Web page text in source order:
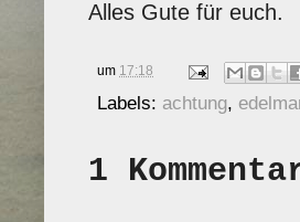
Alles Gute für euch.
um 17:18
Labels: achtung,
1